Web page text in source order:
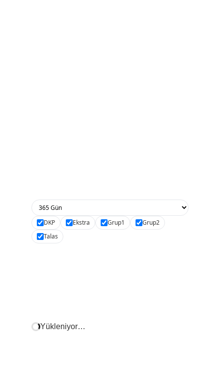
DKP Ekstra Grup1
Grup2
Talas
Yükleniyor…